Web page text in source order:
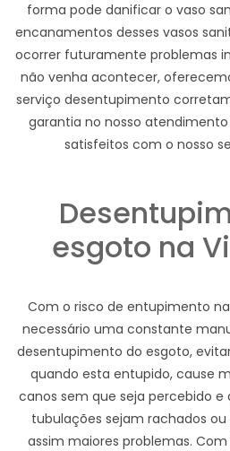
forma pode danificar o vaso
encanamentos desses vasos
ocorrer futuramente problemas
não venha acontecer,
serviço desentupimento
garantia no nosso
satisfeitos com o nosso
esgoto na
Com o risco de entupimento
necessário uma constante
desentupimento do esgoto,
quando esta entupido, cause
canos sem que seja percebido e
tubulações sejam rachados
assim maiores problemas.